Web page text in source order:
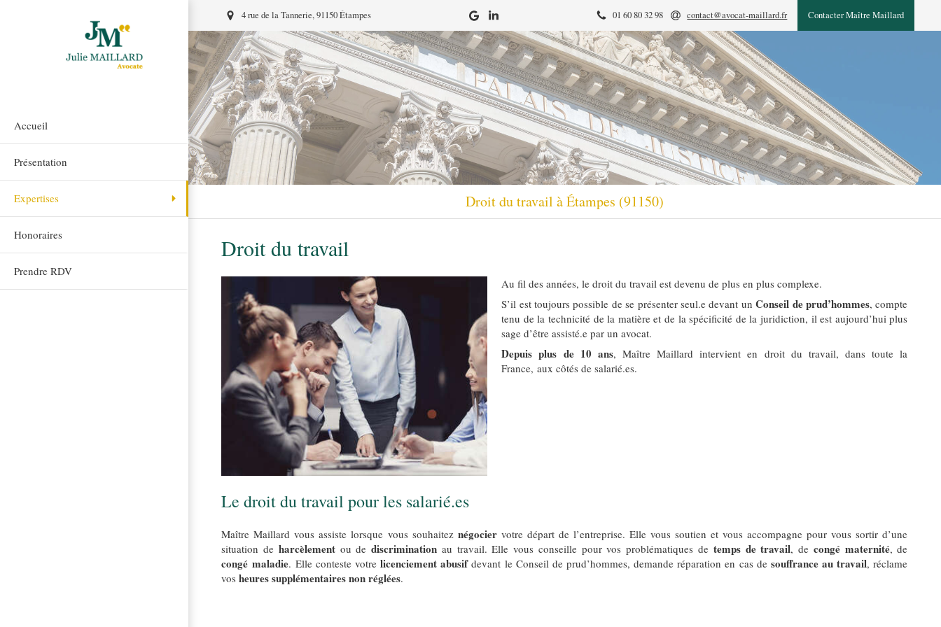
Accueil
Présentation
Expertises
Honoraires
Prendre RDV
4 rue de la Tannerie, 91150 Étampes Contacter Maître Maillard
contact@avocat-maillard.fr
01 60 80 32 98
Droit du travail à Étampes (91150)
Droit du travail
Au fil des années, le droit du travail est devenu de plus en plus complexe.
S’il est toujours possible de se présenter seul.e devant unConseil de prud’hommes, compte
tenu de la technicité de la matière et de la spécificité de la juridiction, il est aujourd’hui plus
sage d’être assisté.e par un avocat.
Depuis plus de 10 ans, Maître Maillard intervient en droit du travail, dans toute la
France, aux côtés de salarié.es.
Le droit du travail pour les salarié.es
Maître Maillard vous assiste lorsque vous souhaitez négociervotre départ de l’entreprise. Elle vous soutien et vous accompagne pour vous sortir d’une
situation de harcèlement ou dediscrimination au travail. Elle vous conseille pour vos problématiques de temps de travail, de congé maternité, de
congé maladie. Elle conteste votrelicenciement abusifdevant le Conseil de prud’hommes, demande réparation en cas de souffrance au travail, réclame
vosheures supplémentaires non réglées.